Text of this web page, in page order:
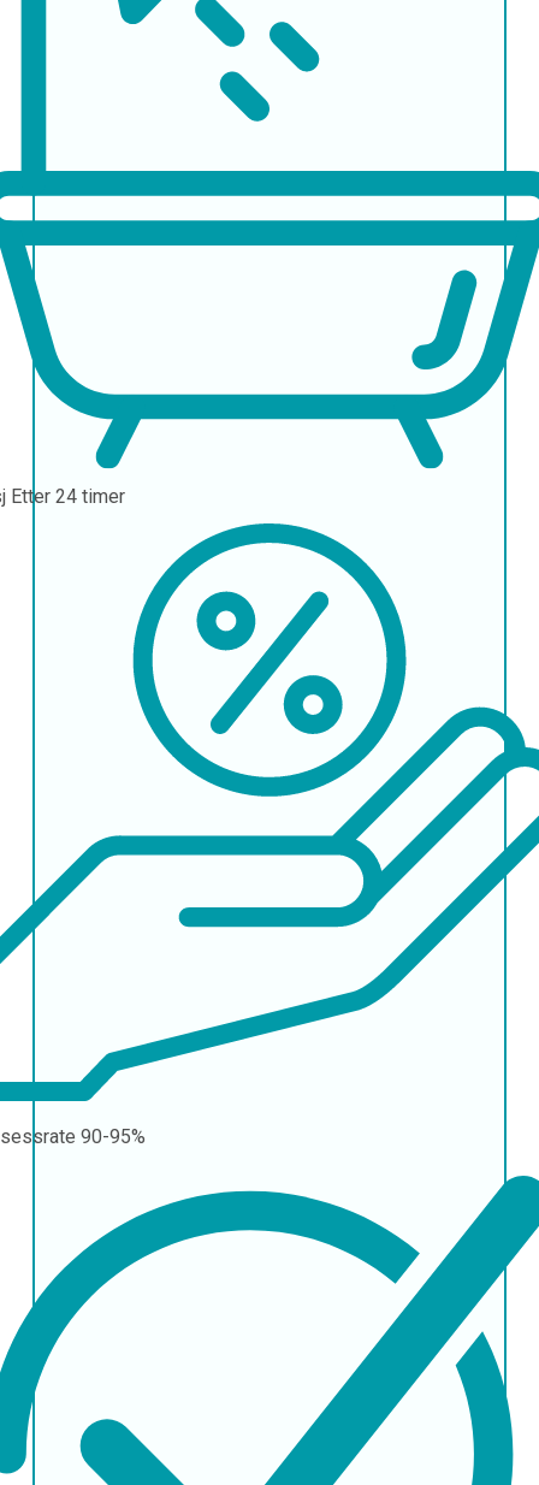
Etter 24 timer
90-95%